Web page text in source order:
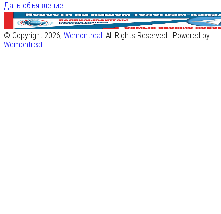
Дать объявление
© Copyright 2026, Wemontreal . All Rights Reserved | Powered by
Wemontreal